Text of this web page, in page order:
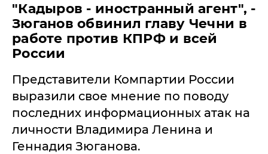
"Кадыров - иностранный агент", -
Зюганов обвинил главу Чечни в
работе против КПРФ и всей
России
Представители Компартии России
выразили свое мнение по поводу
последних информационных атак на
личности Владимира Ленина и
Геннадия Зюганова.